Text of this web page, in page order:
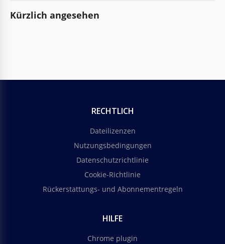
Kürzlich angesehen
RECHTLICH
Dateilizenzen
Nutzungsbedingungen
Datenschutzrichtlinie
Cookie-Richtlinie
Rückerstattungs- und Abonnementregeln
HILFE
Chrome plugin